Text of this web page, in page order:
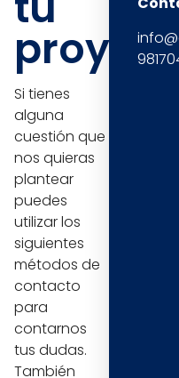
Si tienes
alguna
cuestión que
nos quieras
plantear
puedes
utilizar los
siguientes
métodos de
contacto
para
contarnos
tus dudas.
También